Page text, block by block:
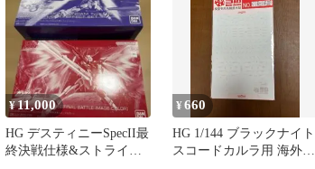
¥11,000
HG デスティニーSpecII最
終決戦仕様&ストライク
¥660
HG 1/144 ブラックナイト
スコードカルラ用 海外製